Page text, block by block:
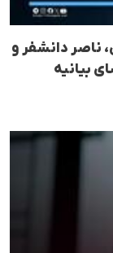
ناصر دانشفر و
بیانیه